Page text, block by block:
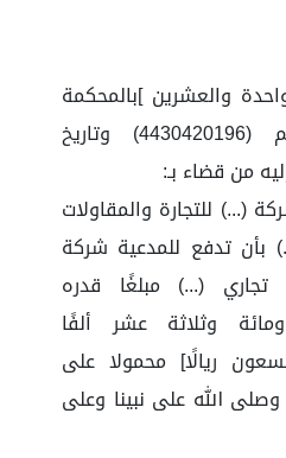
والعشرين ]بالمحكمة
التجارية بالرياض رقم (4430420196) وتاريخ
(...) للتجارة والمقاولات
بأن تدفع للمدعية شركة
(...) مبلغًا قدره
ومائة وثلاثة عشر ألفًا
ريالًا] محمولا على
وصلى الله على نبينا وعلى